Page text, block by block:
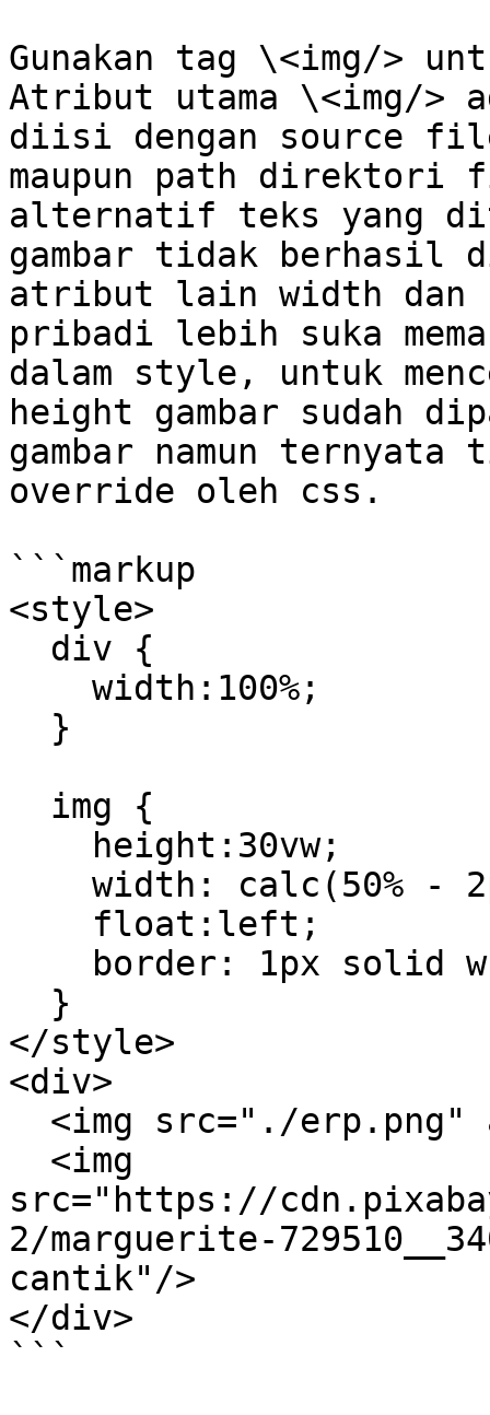
Gunakan tag \<img/>
Atribut utama \<img/>
diisi dengan source
maupun path direktori
alternatif teks yang
gambar tidak berhasil
atribut lain width dan
pribadi lebih suka
dalam style, untuk
height gambar sudah
gambar namun
override oleh css.
```markup
<style>
</style>
<div>
src="https://
2/marguerite-
cantik"/>
</div>
```